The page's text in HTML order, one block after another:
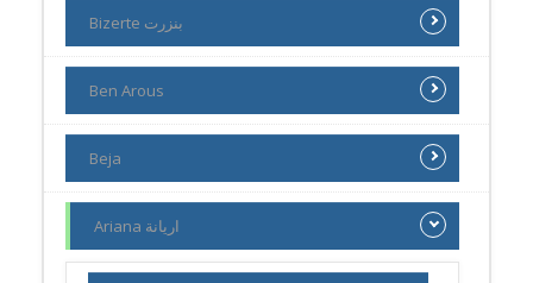
Bizerte بنزرت
Ben Arous
Beja
Ariana اريانة